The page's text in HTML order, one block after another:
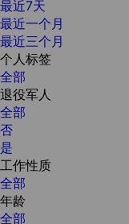
最近7天
最近一个月
最近三个月
个人标签
全部
退役军人
全部
否
是
工作性质
全部
年龄
全部